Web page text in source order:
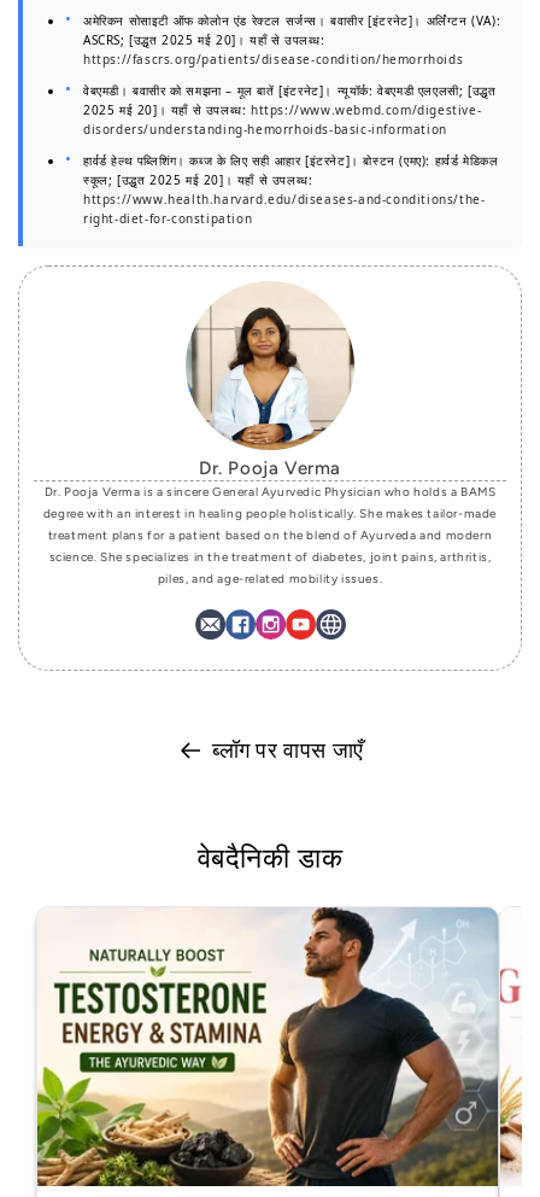
अमेरिकन सोसाइटी ऑफ कोलोन एंड रेक्टल सर्जन्स। बवासीर [इंटरनेट]। अर्लिंग्टन (VA):
ASCRS; [उद्धृत 2025 मई 20]। यहाँ से उपलब्ध:
https://fascrs.org/patients/disease-condition/hemorrhoids
वेबएमडी। बवासीर को समझना – मूल बातें [इंटरनेट]। न्यूयॉर्क: वेबएमडी एलएलसी; [उद्धृत
2025 मई 20]। यहाँ से उपलब्ध: https://www.webmd.com/digestive-
disorders/understanding-hemorrhoids-basic-information
हार्वर्ड हेल्थ पब्लिशिंग। कब्ज के लिए सही आहार [इंटरनेट]। बोस्टन (एमए): हार्वर्ड मेडिकल
स्कूल; [उद्धृत 2025 मई 20]। यहाँ से उपलब्ध:
https://www.health.harvard.edu/diseases-and-conditions/the-
right-diet-for-constipation
Dr. Pooja Verma
Dr. Pooja Verma is a sincere General Ayurvedic Physician who holds a BAMS
degree with an interest in healing people holistically. She makes tailor-made
treatment plans for a patient based on the blend of Ayurveda and modern
science. She specializes in the treatment of diabetes, joint pains, arthritis,
piles, and age-related mobility issues.
ब्लॉग पर वापस जाएँ
वेबदैनिकी डाक